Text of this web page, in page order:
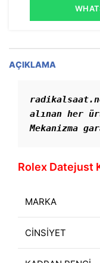
AÇIKLAMA
alınan her
Mekanizma
Rolex Datejust
MARKA
CİNSİYET